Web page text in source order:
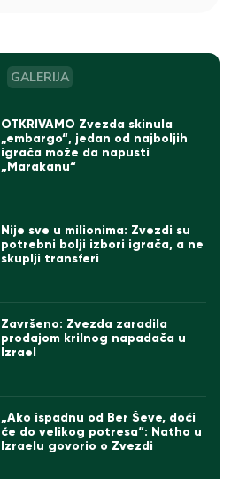
GALERIJA
OTKRIVAMO Zvezda skinula
„embargo“, jedan od najboljih
igrača može da napusti
„Marakanu“
Nije sve u milionima: Zvezdi su
potrebni bolji izbori igrača, a ne
skuplji transferi
Završeno: Zvezda zaradila
prodajom krilnog napadača u
Izrael
„Ako ispadnu od Ber Ševe, doći
će do velikog potresa“: Natho u
Izraelu govorio o Zvezdi